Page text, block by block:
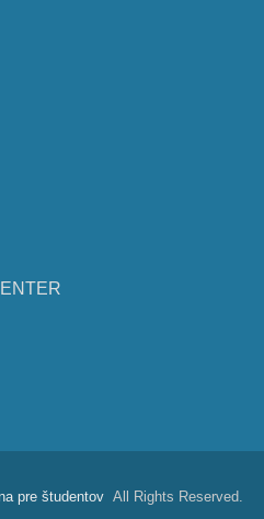
pre študentov All Rights Reserved.